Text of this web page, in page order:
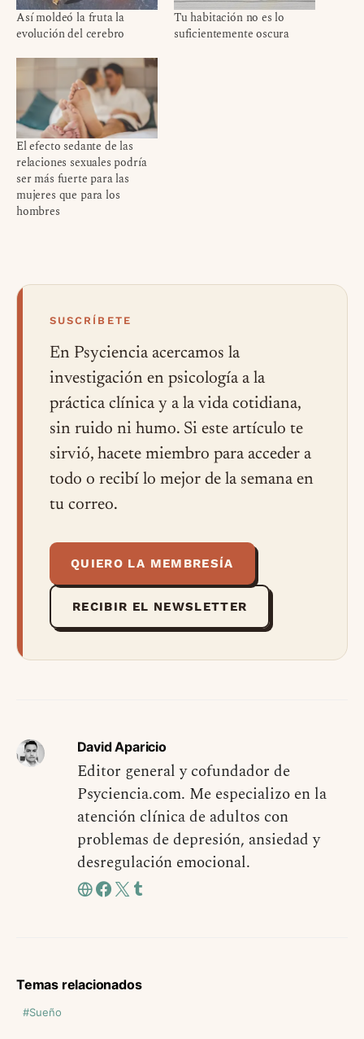
Así moldeó la fruta la
evolución del cerebro
Tu habitación no es lo
suficientemente oscura
El efecto sedante de las
relaciones sexuales podría
ser más fuerte para las
mujeres que para los
hombres
SUSCRÍBETE
En Psyciencia acercamos la
investigación en psicología a la
práctica clínica y a la vida cotidiana,
sin ruido ni humo. Si este artículo te
sirvió, hacete miembro para acceder a
todo o recibí lo mejor de la semana en
tu correo.
QUIERO LA MEMBRESÍA
RECIBIR EL NEWSLETTER
David Aparicio
Editor general y cofundador de
Psyciencia.com. Me especializo en la
atención clínica de adultos con
problemas de depresión, ansiedad y
desregulación emocional.
Temas relacionados
Sueño